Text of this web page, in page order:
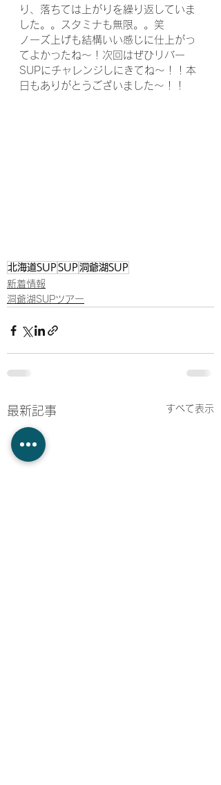
り、落ちては上がりを繰り返していま
した。。スタミナも無限。。笑
ノーズ上げも結構いい感じに仕上がっ
てよかったね～！次回はぜひリバー
SUPにチャレンジしにきてね～！！本
日もありがとうございました～！！
北海道SUPSUP洞爺湖SUP
新着情報
洞爺湖SUPツアー
最新記事 すべて表示